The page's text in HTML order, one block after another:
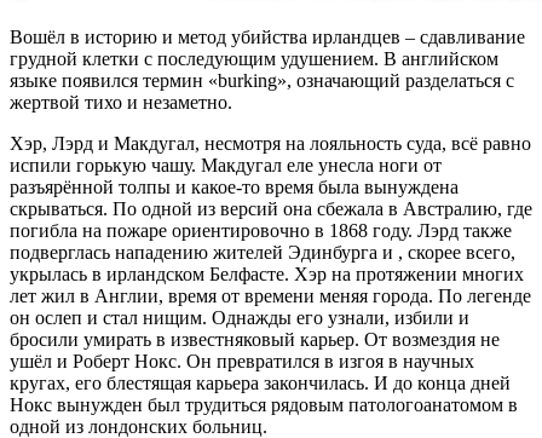
Вошёл в историю и метод убийства ирландцев – сдавливание
грудной клетки с последующим удушением. В английском
языке появился термин «burking», означающий разделаться с
жертвой тихо и незаметно.
Хэр, Лэрд и Макдугал, несмотря на лояльность суда, всё равно
испили горькую чашу. Макдугал еле унесла ноги от
разъярённой толпы и какое-то время была вынуждена
скрываться. По одной из версий она сбежала в Австралию, где
погибла на пожаре ориентировочно в 1868 году. Лэрд также
подверглась нападению жителей Эдинбурга и , скорее всего,
укрылась в ирландском Белфасте. Хэр на протяжении многих
лет жил в Англии, время от времени меняя города. По легенде
он ослеп и стал нищим. Однажды его узнали, избили и
бросили умирать в известняковый карьер. От возмездия не
ушёл и Роберт Нокс. Он превратился в изгоя в научных
кругах, его блестящая карьера закончилась. И до конца дней
Нокс вынужден был трудиться рядовым патологоанатомом в
одной из лондонских больниц.